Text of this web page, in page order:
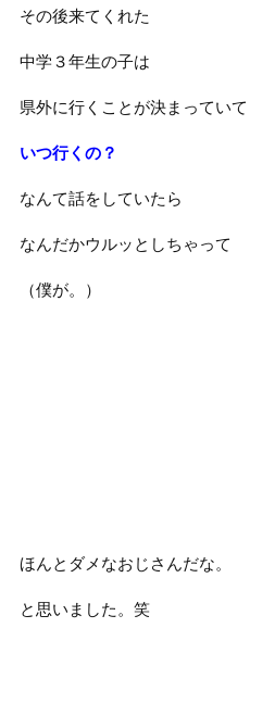
その後来てくれた
中学３年生の子は
県外に行くことが決まっていて
いつ行くの？
なんて話をしていたら
なんだかウルッとしちゃって
（僕が。）
ほんとダメなおじさんだな。
と思いました。笑